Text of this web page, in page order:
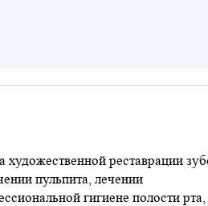
художественной реставрации
пульпита, лечении
гигиене полости рта,